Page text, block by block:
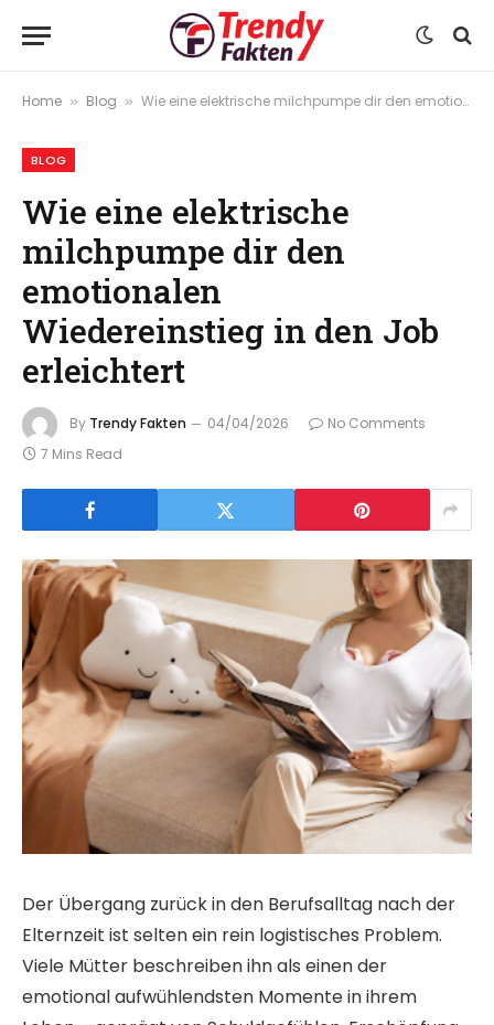
Home » Blog » Wie eine elektrische milchpumpe dir den emotionalen Wiedereinstieg in den Job erleichtert
BLOG
Wie eine elektrische
milchpumpe dir den
emotionalen
Wiedereinstieg in den Job
erleichtert
By Trendy Fakten 04/04/2026
No Comments
7 Mins Read
Der Übergang zurück in den Berufsalltag nach der
Elternzeit ist selten ein rein logistisches Problem.
Viele Mütter beschreiben ihn als einen der
emotional aufwühlendsten Momente in ihrem